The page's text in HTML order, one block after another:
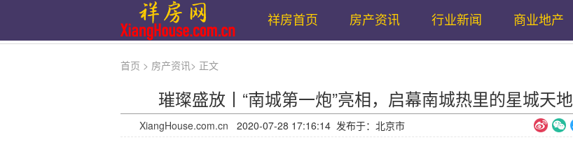
祥房首页 房产资讯 行业新闻 商业地产
首页 > 房产资讯> 正文
璀璨盛放丨“南城第一炮”亮相，启幕南城热里的星城天地
XiangHouse.com.cn 2020-07-28 17:16:14 发布于：北京市